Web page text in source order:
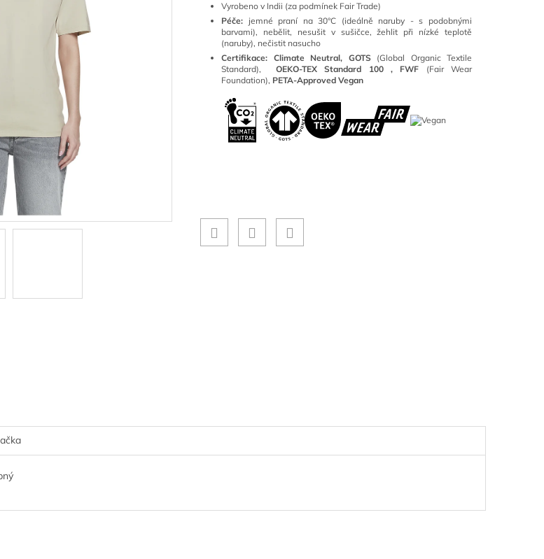
Vyrobeno v Indii (za podmínek Fair Trade)
Péče: jemné praní na 30°C (ideálně naruby - s podobnými
barvami), nebělit, nesušit v sušičce, žehlit při nízké teplotě
(naruby), nečistit nasucho
Certifikace: Climate Neutral, GOTS(Global Organic Textile
Standard),
OEKO-TEX Standard 100 , FWF (Fair Wear
Foundation), PETA-Approved Vegan